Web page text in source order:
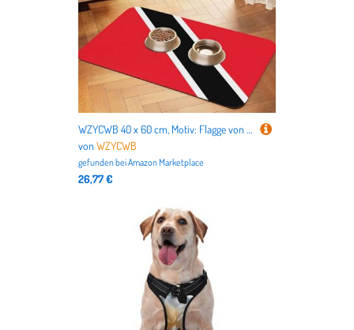
WZYCWB 40 x 60 cm, Motiv: Flagge von Trinidad und Tobago, gemustert, für Futternapf für Katzen und Hunde, faltbar und einfach zu verstauen
vonWZYCWB
gefunden beiAmazon Marketplace
26,77 €